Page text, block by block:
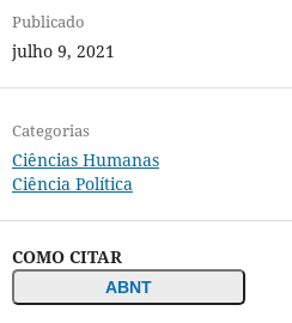
Publicado
julho 9, 2021
Categorias
Ciências Humanas
Ciência Política
COMO CITAR
ABNT